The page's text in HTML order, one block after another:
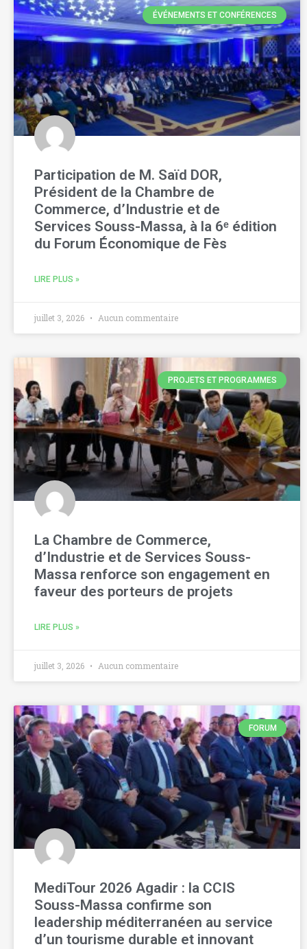
ÉVÉNEMENTS ET CONFÉRENCES
Participation de M. Saïd DOR,
Président de la Chambre de
Commerce, d’Industrie et de
Services Souss-Massa, à la 6ᵉ édition
du Forum Économique de Fès
LIRE PLUS »
juillet 3, 2026 Aucun commentaire
PROJETS ET PROGRAMMES
La Chambre de Commerce,
d’Industrie et de Services Souss-
Massa renforce son engagement en
faveur des porteurs de projets
LIRE PLUS »
juillet 3, 2026 Aucun commentaire
FORUM
MediTour 2026 Agadir : la CCIS
Souss-Massa confirme son
leadership méditerranéen au service
d’un tourisme durable et innovant